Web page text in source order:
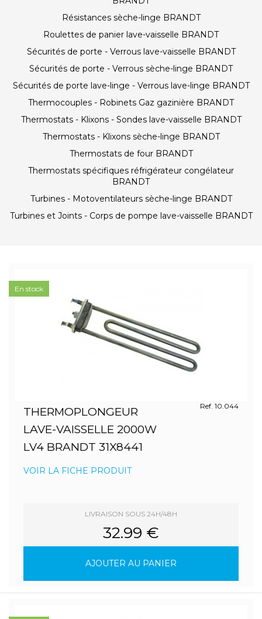
Résistances sèche-linge BRANDT
Roulettes de panier lave-vaisselle BRANDT
Sécurités de porte - Verrous lave-vaisselle BRANDT
Sécurités de porte - Verrous sèche-linge BRANDT
Sécurités de porte lave-linge - Verrous lave-linge BRANDT
Thermocouples - Robinets Gaz gazinière BRANDT
Thermostats - Klixons - Sondes lave-vaisselle BRANDT
Thermostats - Klixons sèche-linge BRANDT
Thermostats de four BRANDT
Thermostats spécifiques réfrigérateur congélateur
BRANDT
Turbines - Motoventilateurs sèche-linge BRANDT
Turbines et Joints - Corps de pompe lave-vaisselle BRANDT
THERMOPLONGEUR
LAVE-VAISSELLE 2000W
LV4 BRANDT 31X8441
Ref. 10.044
VOIR LA FICHE PRODUIT
LIVRAISON SOUS 24H/48H
32.99 €
AJOUTER AU PANIER
En stock